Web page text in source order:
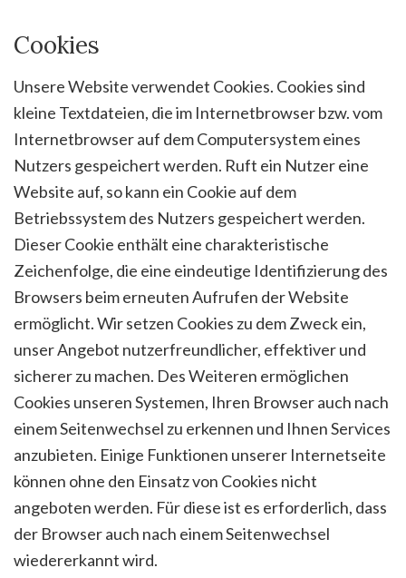
Cookies
Unsere Website verwendet Cookies. Cookies sind
kleine Textdateien, die im Internetbrowser bzw. vom
Internetbrowser auf dem Computersystem eines
Nutzers gespeichert werden. Ruft ein Nutzer eine
Website auf, so kann ein Cookie auf dem
Betriebssystem des Nutzers gespeichert werden.
Dieser Cookie enthält eine charakteristische
Zeichenfolge, die eine eindeutige Identifizierung des
Browsers beim erneuten Aufrufen der Website
ermöglicht. Wir setzen Cookies zu dem Zweck ein,
unser Angebot nutzerfreundlicher, effektiver und
sicherer zu machen. Des Weiteren ermöglichen
Cookies unseren Systemen, Ihren Browser auch nach
einem Seitenwechsel zu erkennen und Ihnen Services
anzubieten. Einige Funktionen unserer Internetseite
können ohne den Einsatz von Cookies nicht
angeboten werden. Für diese ist es erforderlich, dass
der Browser auch nach einem Seitenwechsel
wiedererkannt wird.